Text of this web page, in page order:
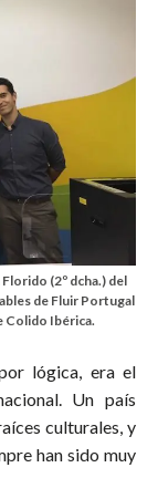
(2º dcha.) del
de Fluir Portugal
Colido Ibérica.
lógica, era el
Un país
culturales, y
han sido muy